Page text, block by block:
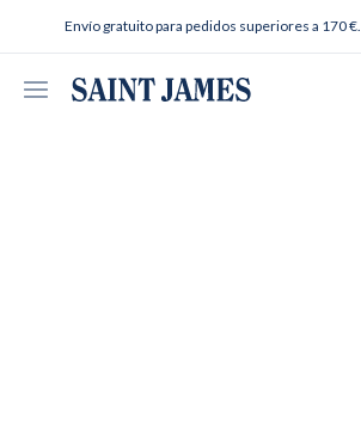
Envío gratuito para pedidos superiores a 170 €.
Abrir menú